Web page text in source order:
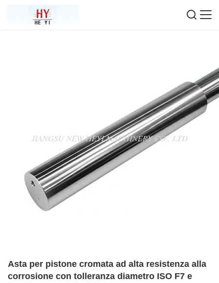
Asta per pistone cromata ad alta resistenza alla
corrosione con tolleranza diametro ISO F7 e